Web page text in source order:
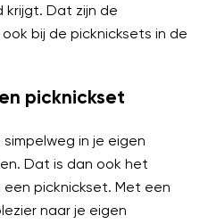
krijgt. Dat zijn de
bij de picknicksets in de
picknickset
in je eigen
Dat is dan ook het
picknickset. Met een
naar je eigen